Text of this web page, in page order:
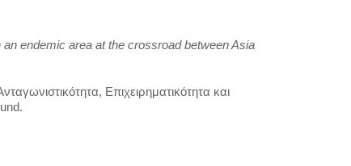
endemic area at the crossroad between Asia
Επιχειρηματικότητα και